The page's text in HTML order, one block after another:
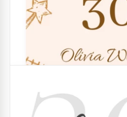
Google Docs
Celebrare il tuo giorno speciale
stato così facile grazie al
volantino per il compleanno su